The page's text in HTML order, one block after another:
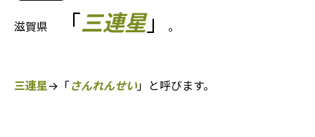
滋賀県 「三連星」 。
三連星→「 さんれんせい」と呼びます。